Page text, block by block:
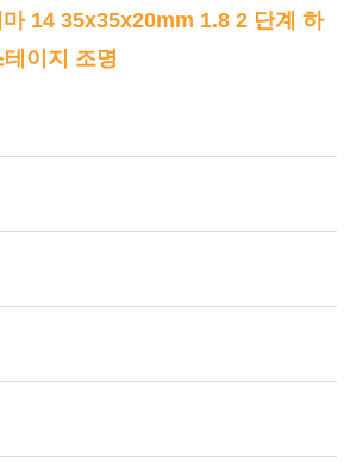
14 35x35x20mm 1.8 2 단계 하
이지 조명